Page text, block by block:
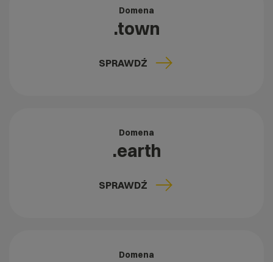
Domena
.town
SPRAWDŹ
Domena
.earth
SPRAWDŹ
Domena